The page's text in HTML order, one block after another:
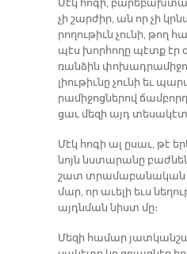
Մէկ հո­գի,
չի շար­ժիր, ան որ չի
րո­ղու­թիւն չու­նի, թող
պէս խո­րհո­ղը պէտք
ռան­ձին
լիու­թիւ­նը չու­նի եւ
րա­մի­ջոց­նե­րով
ցաւ մե­զի այդ
Մէկ հո­գի ալ ը­սաւ, թէ
նոյն նստա­րա­նը
շատ տրա­մա­բա­նա­կան
մար, որ ա­ւե­լի եւս
այդն­ման նիստ մը։
Մե­զի հա­մար